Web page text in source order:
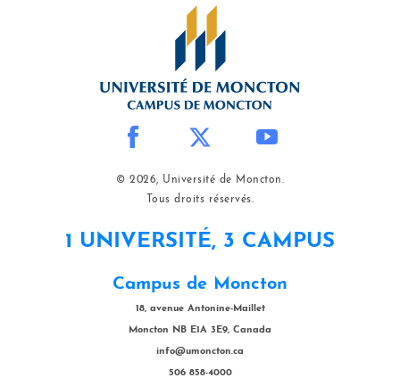
© 2026, Université de Moncton.
Tous droits réservés.
1 UNIVERSITÉ, 3 CAMPUS
Campus de Moncton
18, avenue Antonine-Maillet
Moncton NB E1A 3E9, Canada
info@umoncton.ca
506 858-4000